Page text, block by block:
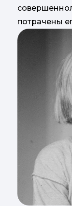
потрачены